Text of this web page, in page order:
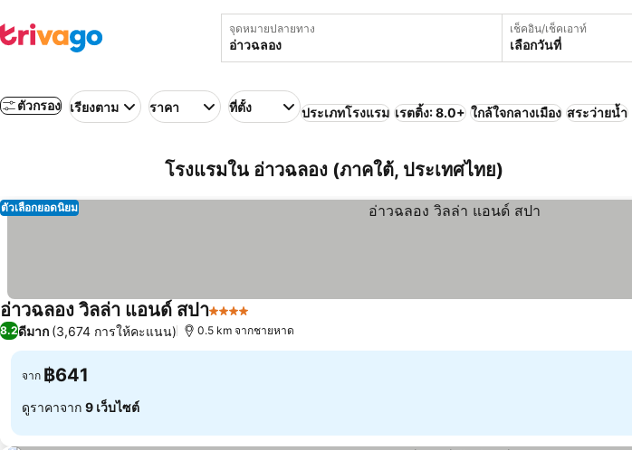
จุดหมายปลายทาง เช็คอิน/เช็คเอาท์
เลือกวันที่
ตัวกรอง เรียงตาม ราคา ที่ตั้ง ประเภทโรงแรม เรตติ้ง: 8.0+ ใกล้ใจกลางเมือง สระว่ายน้ำ
โรงแรมใน อ่าวฉลอง (ภาคใต้, ประเทศไทย)
ตัวเลือกยอดนิยม
อ่าวฉลอง วิลล่า แอนด์ สปา4 ดาว
8.2ดีมาก (3,674 การให้คะแนน) 0.5 km จากชายหาด
จาก ฿641
ดูราคาจาก 9 เว็บไซต์